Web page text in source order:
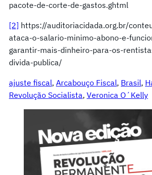
pacote-de-corte-de-gastos.ghtml
[2] https://auditoriacidada.org.br/
ataca-o-salario-minimo-abono-e-
garantir-mais-dinheiro-para-os-
divida-publica/
ajuste fiscal, Arcabouço Fiscal, Brasil,
Revolução Socialista, Veronica O´Kelly